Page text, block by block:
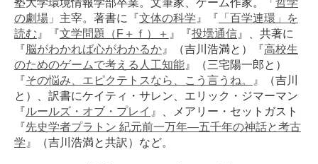
塾大学環境情報学部卒業。文筆家、ゲーム作家。「 哲学
の劇場 」主宰。著書に『文体の科学 』『 「百学連環」を
読む 』『文学問題（F＋ｆ）＋ 』『投壜通信 』、共著に
『 脳がわかれば心がわかるか 』（吉川浩満と）『高校生
のためのゲームで考える人工知能 』（三宅陽一郎と）
『その悩み、エピクテトスなら、こう言うね。
』（吉川
と）、訳書にケイティ・サレン、エリック・ジマーマン
『ルールズ・オブ・プレイ 』、メアリー・セットガスト
『先史学者プラトン 紀元前一万年―五千年の神話と考古
学 』（吉川浩満と共訳）など。